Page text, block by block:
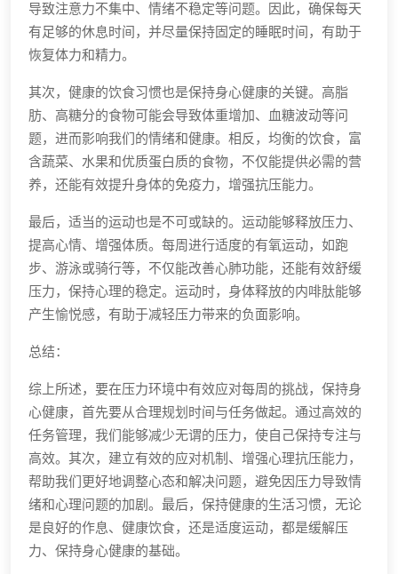
导致注意力不集中、情绪不稳定等问题。因此，确保每天
有足够的休息时间，并尽量保持固定的睡眠时间，有助于
恢复体力和精力。
其次，健康的饮食习惯也是保持身心健康的关键。高脂
肪、高糖分的食物可能会导致体重增加、血糖波动等问
题，进而影响我们的情绪和健康。相反，均衡的饮食，富
含蔬菜、水果和优质蛋白质的食物，不仅能提供必需的营
养，还能有效提升身体的免疫力，增强抗压能力。
最后，适当的运动也是不可或缺的。运动能够释放压力、
提高心情、增强体质。每周进行适度的有氧运动，如跑
步、游泳或骑行等，不仅能改善心肺功能，还能有效舒缓
压力，保持心理的稳定。运动时，身体释放的内啡肽能够
产生愉悦感，有助于减轻压力带来的负面影响。
总结：
综上所述，要在压力环境中有效应对每周的挑战，保持身
心健康，首先要从合理规划时间与任务做起。通过高效的
任务管理，我们能够减少无谓的压力，使自己保持专注与
高效。其次，建立有效的应对机制、增强心理抗压能力，
帮助我们更好地调整心态和解决问题，避免因压力导致情
绪和心理问题的加剧。最后，保持健康的生活习惯，无论
是良好的作息、健康饮食，还是适度运动，都是缓解压
力、保持身心健康的基础。